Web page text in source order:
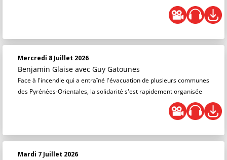
Mercredi 8 Juillet 2026
Benjamin Glaise avec Guy Gatounes
Face à l'incendie qui a entraîné l'évacuation de plusieurs communes
des Pyrénées-Orientales, la solidarité s'est rapidement organisée
Mardi 7 Juillet 2026